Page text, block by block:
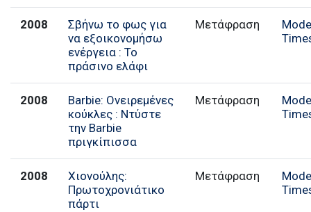
2008
Σβήνω το φως για
να εξοικονομήσω
ενέργεια : Το
πράσινο ελάφι
Μετάφραση
2008
Barbie: Ονειρεμένες
κούκλες : Ντύστε
την Barbie
πριγκίπισσα
Μετάφραση
2008
Χιονούλης:
Πρωτοχρονιάτικο
πάρτι
Μετάφραση